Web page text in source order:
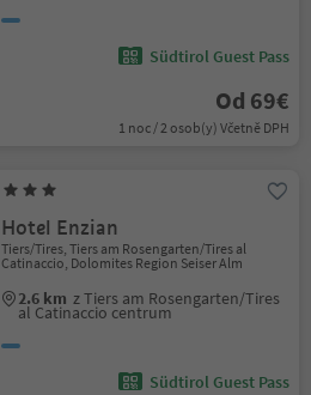
Südtirol Guest Pass
Od 69€
1 noc / 2 osob(y) Včetně DPH
Hotel Enzian
Tiers/Tires, Tiers am Rosengarten/Tires al
Catinaccio, Dolomites Region Seiser Alm
2.6 km z Tiers am Rosengarten/Tires
al Catinaccio centrum
Südtirol Guest Pass